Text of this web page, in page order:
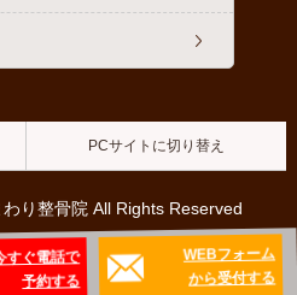
すぐ電話で
予約する
WEBフォーム
から受付する
PCサイトに切り替え
り整骨院 All Rights Reserved